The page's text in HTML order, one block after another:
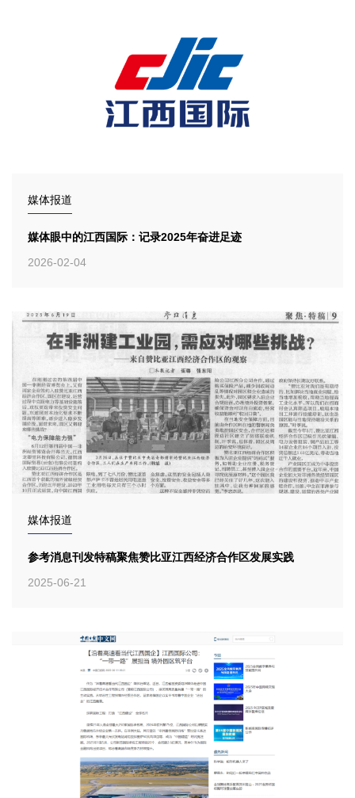
媒体报道
媒体眼中的江西国际：记录2025年奋进足迹
2026-02-04
媒体报道
参考消息刊发特稿聚焦赞比亚江西经济合作区发展实践
2025-06-21